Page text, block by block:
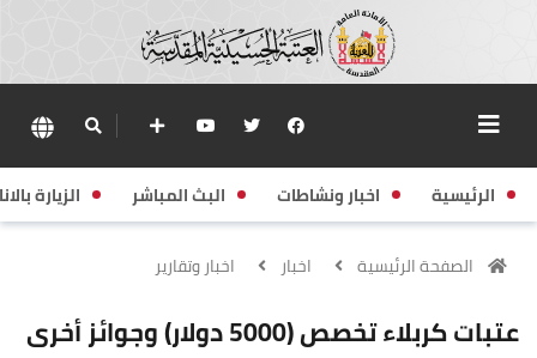
الرئيسية اخبار ونشاطات البث المباشر الزيارة
الصفحة الرئيسية اخبار اخبار وتقارير
عتبات كربلاء تخصص (5000 دولار) وجوائز أخرى